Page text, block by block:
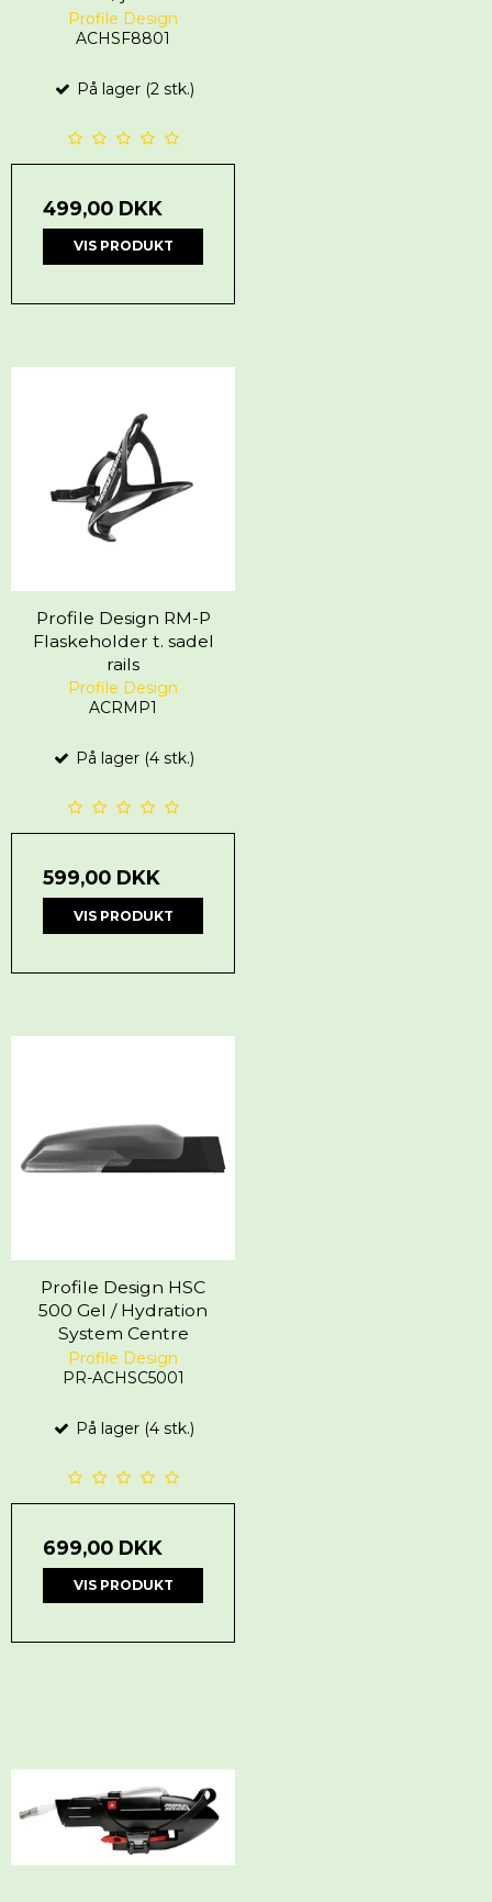
Profile Design
ACHSF8801
På lager (2 stk.)
499,00 DKK
VIS PRODUKT
Profile Design RM-P
Flaskeholder t. sadel
rails
Profile Design
ACRMP1
På lager (4 stk.)
599,00 DKK
VIS PRODUKT
Profile Design HSC
500 Gel / Hydration
System Centre
Profile Design
PR-ACHSC5001
På lager (4 stk.)
699,00 DKK
VIS PRODUKT